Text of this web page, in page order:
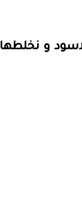
و نخلطها